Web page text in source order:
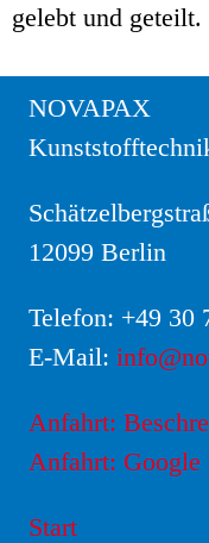
gelebt und geteilt.
NOVAPAX
12099 Berlin
Telefon: +49 30
E-Mail:
Anfahrt:
Anfahrt: Google
Start